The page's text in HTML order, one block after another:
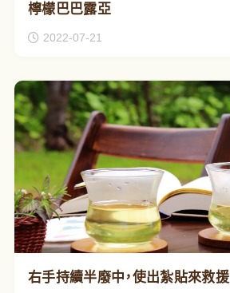
檸檬巴巴露亞
2022-07-21
右手持續半廢中，使出紮貼來救援